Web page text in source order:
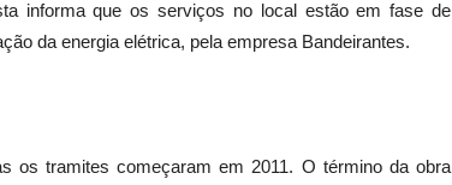
informa que os serviços no local estão em fase de
da energia elétrica, pela empresa Bandeirantes.
os tramites começaram em 2011. O término da obra